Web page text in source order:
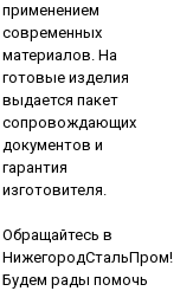
применением
современных
материалов. На
готовые изделия
выдается пакет
сопровождающих
документов и
гарантия
изготовителя.
Обращайтесь в
НижегородСтальПром!
Будем рады помочь